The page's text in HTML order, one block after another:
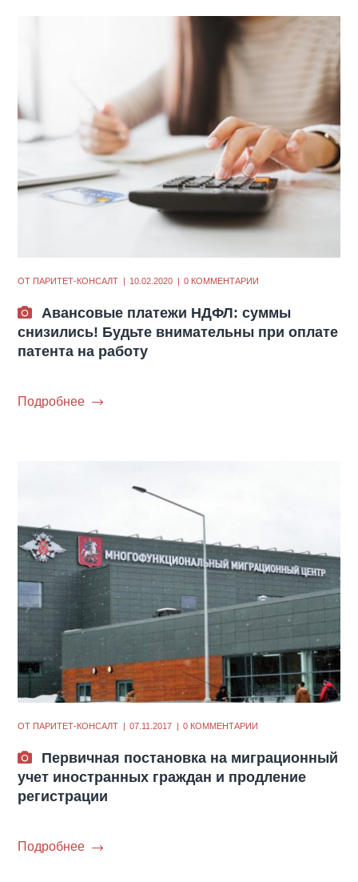
ОТ ПАРИТЕТ-КОНСАЛТ 10.02.2020 0 КОММЕНТАРИИ
Авансовые платежи НДФЛ: суммы
снизились! Будьте внимательны при оплате
патента на работу
Подробнее
ОТ ПАРИТЕТ-КОНСАЛТ 07.11.2017 0 КОММЕНТАРИИ
Первичная постановка на миграционный
учет иностранных граждан и продление
регистрации
Подробнее